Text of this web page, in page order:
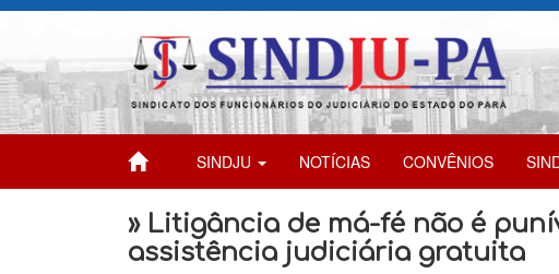
SINDJU NOTÍCIAS CONVÊNIOS
» Litigância de má-fé não é
assistência judiciária gratuita